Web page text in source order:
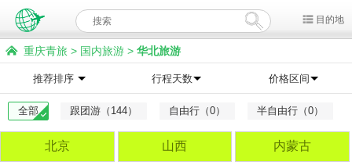
目的地
重庆青旅 > 国内旅游 > 华北旅游
推荐排序 行程天数 价格区间
全部 跟团游（144） 自由行（0） 半自由行（0）
北京 山西 内蒙古